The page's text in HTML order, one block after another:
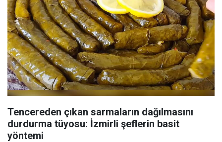
Tencereden çıkan sarmaların dağılmasını
durdurma tüyosu: İzmirli şeflerin basit
yöntemi